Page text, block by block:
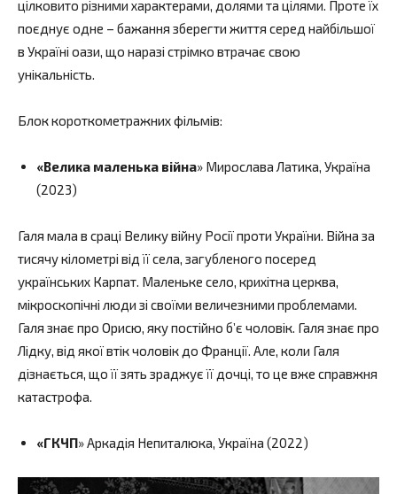
цілковито різними характерами, долями та цілями. Проте їх
поєднує одне – бажання зберегти життя серед найбільшої
в Україні оази, що наразі стрімко втрачає свою
унікальність.
Блок короткометражних фільмів:
«Велика маленька війна» Мирослава Латика, Україна
(2023)
Галя мала в сраці Велику війну Росії проти України. Війна за
тисячу кілометрі від її села, загубленого посеред
українських Карпат. Маленьке село, крихітна церква,
мікроскопічні люди зі своїми величезними проблемами.
Галя знає про Орисю, яку постійно б’є чоловік. Галя знає про
Лідку, від якої втік чоловік до Франції. Але, коли Галя
дізнається, що її зять зраджує її дочці, то це вже справжня
катастрофа.
«ГКЧП» Аркадія Непиталюка, Україна (2022)